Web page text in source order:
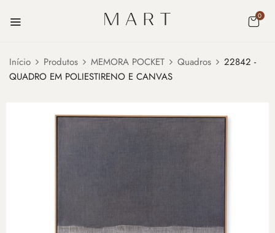
0
Início Produtos MEMORA POCKET Quadros
22842 -
QUADRO EM POLIESTIRENO E CANVAS